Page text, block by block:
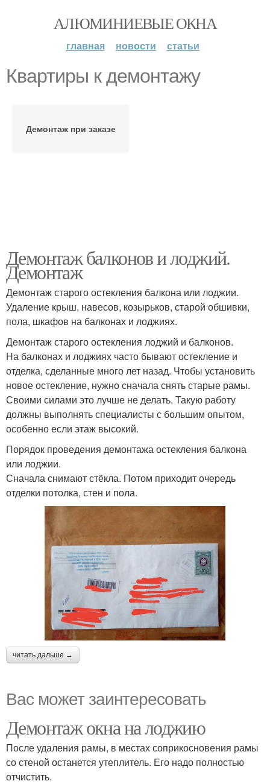
АЛЮМИНИЕВЫЕ ОКНА
главная новости статьи
Квартиры к демонтажу
Демонтаж при заказе
Демонтаж балконов и лоджий.
Демонтаж
Демонтаж старого остекления балкона или лоджии.
Удаление крыш, навесов, козырьков, старой обшивки,
пола, шкафов на балконах и лоджиях.
Демонтаж старого остекления лоджий и балконов.
На балконах и лоджиях часто бывают остекление и
отделка, сделанные много лет назад. Чтобы установить
новое остекление, нужно сначала снять старые рамы.
Своими силами это лучше не делать. Такую работу
должны выполнять специалисты с большим опытом,
особенно если этаж высокий.
Порядок проведения демонтажа остекления балкона
или лоджии.
Сначала снимают стёкла. Потом приходит очередь
отделки потолка, стен и пола.
читать дальше →
Вас может заинтересовать
Демонтаж окна на лоджию
После удаления рамы, в местах соприкосновения рамы
со стеной останется утеплитель. Его надо полностью
отчистить.